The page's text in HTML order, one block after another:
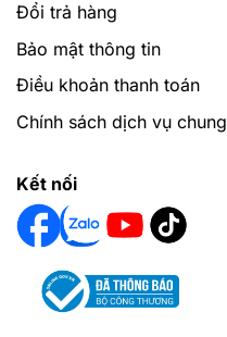
Đổi trả hàng
Bảo mật thông tin
Điều khoản thanh toán
Chính sách dịch vụ chung
Kết nối